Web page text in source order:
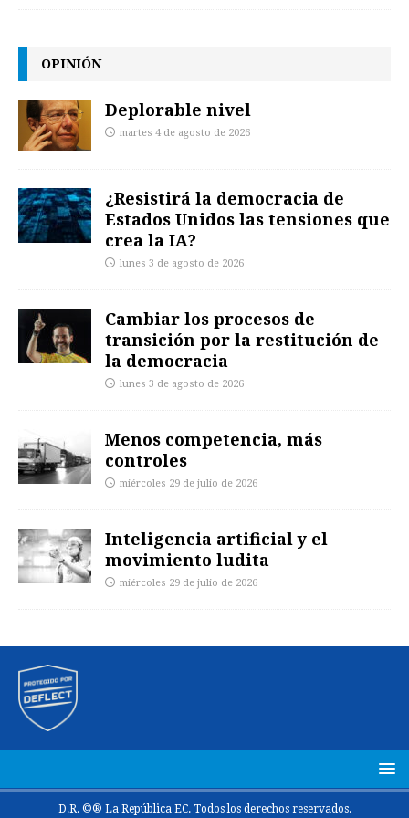
OPINIÓN
Deplorable nivel
martes 4 de agosto de 2026
¿Resistirá la democracia de
Estados Unidos las tensiones que
crea la IA?
lunes 3 de agosto de 2026
Cambiar los procesos de
transición por la restitución de
la democracia
lunes 3 de agosto de 2026
Menos competencia, más
controles
miércoles 29 de julio de 2026
Inteligencia artificial y el
movimiento ludita
miércoles 29 de julio de 2026
D.R. ©® La República EC. Todos los derechos reservados.